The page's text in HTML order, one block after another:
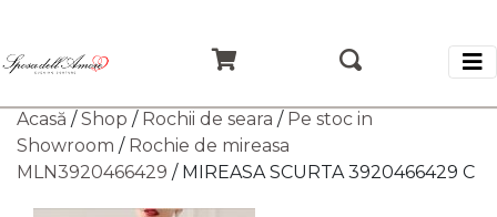
Acasă /Shop / Rochii de seara / Pe stoc in
Showroom / Rochie de mireasa
MLN3920466429 / MIREASA SCURTA 3920466429 C